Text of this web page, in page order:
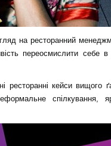
на ресторанний
переосмислити себе
ресторанні кейси вищого
спілкування,